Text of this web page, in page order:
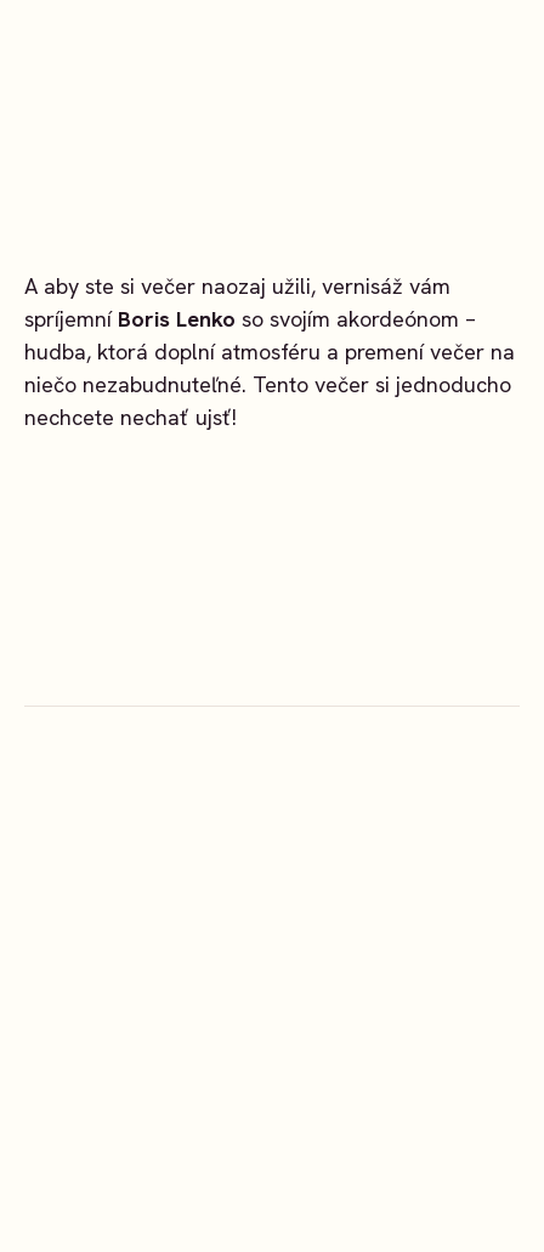
A aby ste si večer naozaj užili, vernisáž vám
spríjemní Boris Lenko so svojím akordeónom –
hudba, ktorá doplní atmosféru a premení večer na
niečo nezabudnuteľné. Tento večer si jednoducho
nechcete nechať ujsť!